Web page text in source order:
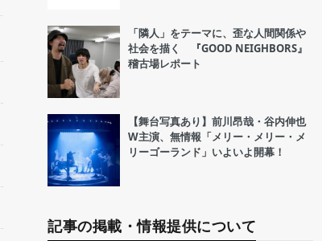
「隣人」をテーマに、歪な人間関係や
社会を描く 『GOOD NEIGHBORS』
稽古場レポート
【舞台写真あり】前川昂哉・谷内伸也
W主演、無情報「メリー・メリー・メ
リーゴーランド」いよいよ開幕！
記事の掲載・情報提供について